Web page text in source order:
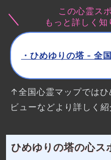
この心霊ス
もっと詳しく
・ひめゆりの塔 - 全
↑全国心霊マップでは
ビューなどより詳しく紹
ひめゆりの塔の心ス